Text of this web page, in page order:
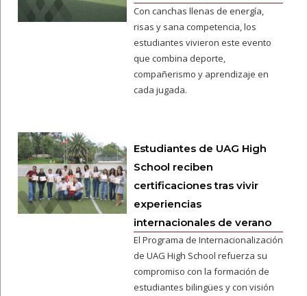
Con canchas llenas de energía,
risas y sana competencia, los
estudiantes vivieron este evento
que combina deporte,
compañerismo y aprendizaje en
cada jugada.
Estudiantes de UAG High
School reciben
certificaciones tras vivir
experiencias
internacionales de verano
El Programa de Internacionalización
de UAG High School refuerza su
compromiso con la formación de
estudiantes bilingües y con visión